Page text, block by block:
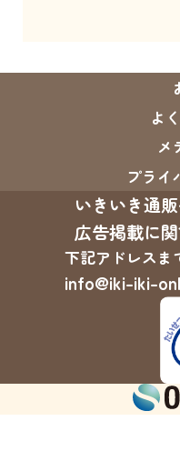
よ
メ
プライ
いきいき通
広告掲載に
下記アドレスま
info@iki-iki-